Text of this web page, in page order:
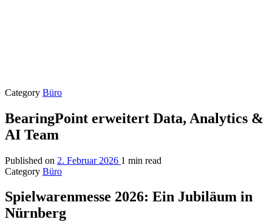
Category Büro
BearingPoint erweitert Data, Analytics &
AI Team
Published on 2. Februar 2026 1 min read
Category Büro
Spielwarenmesse 2026: Ein Jubiläum in
Nürnberg